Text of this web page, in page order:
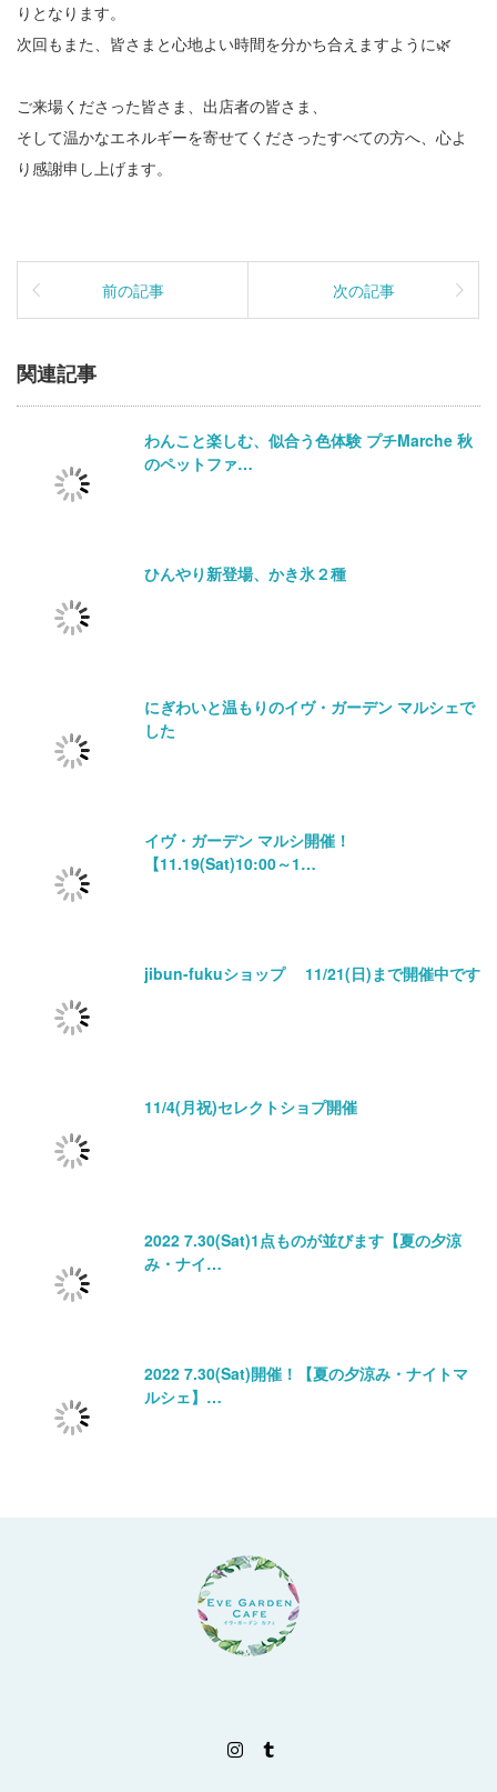
りとなります。
次回もまた、皆さまと心地よい時間を分かち合えますように🌿
ご来場くださった皆さま、出店者の皆さま、
そして温かなエネルギーを寄せてくださったすべての方へ、心よ
り感謝申し上げます。
前の記事 次の記事
関連記事
わんこと楽しむ、似合う色体験 プチMarche 秋
のペットファ…
ひんやり新登場、かき氷２種
にぎわいと温もりのイヴ・ガーデン マルシェで
した
イヴ・ガーデン マルシ開催！
【11.19(Sat)10:00～1…
jibun-fukuショップ 11/21(日)まで開催中です
11/4(月祝)セレクトショプ開催
2022 7.30(Sat)1点ものが並びます【夏の夕涼
み・ナイ…
2022 7.30(Sat)開催！【夏の夕涼み・ナイトマ
ルシェ】…